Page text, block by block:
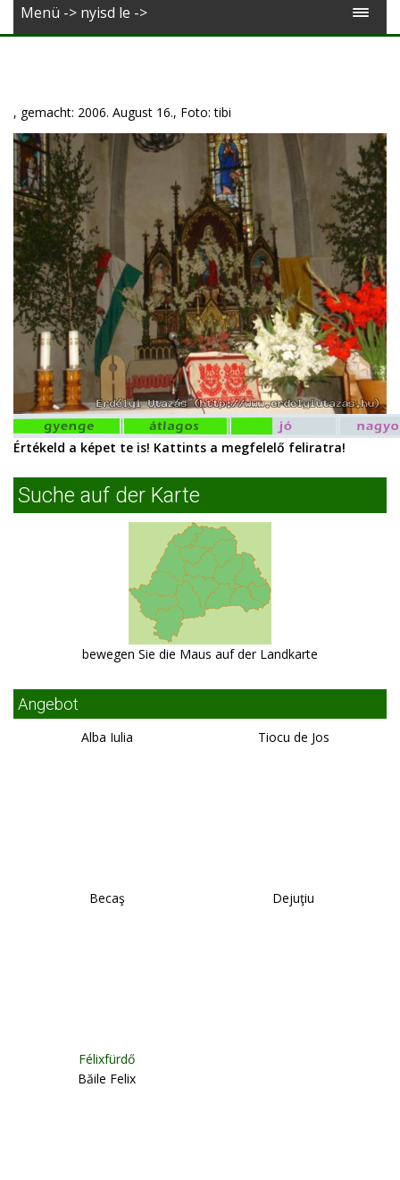
English
Menü -> nyisd le ->
, gemacht: 2006. August 16., Foto: tibi
Értékeld a képet te is! Kattints a megfelelő feliratra!
Suche auf der Karte
bewegen Sie die Maus auf der Landkarte
Angebot
Alba Iulia Tiocu de Jos
Becaş Dejuţiu
Félixfürdő
Băile Felix